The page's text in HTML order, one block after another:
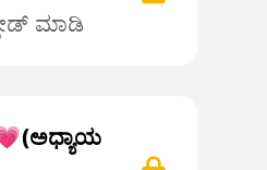
ಮಾಡಿ